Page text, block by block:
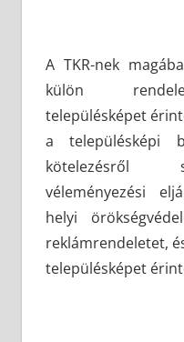
A TKR-nek
külön
településképet
a településképi
kötelezésről
véleményezési
helyi
reklámrendeletet,
településképet